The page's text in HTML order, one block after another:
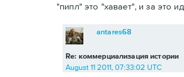
"пипл" это "хавает", и за это
Re: коммерциализация истории
antares68
August 11 2011, 07:33:02 UTC